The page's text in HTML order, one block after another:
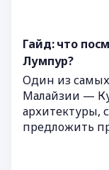
Гайд: что
Лумпур?
Один из
Малайзии —
архитектуры,
предложить